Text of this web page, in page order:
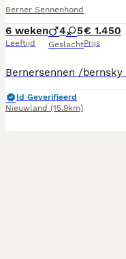
Berner Sennenhond
6 weken
Leeftijd
4 5
Geslacht
€ 1.450
Prijs
Id Geverifieerd
Nieuwland (15.9km)